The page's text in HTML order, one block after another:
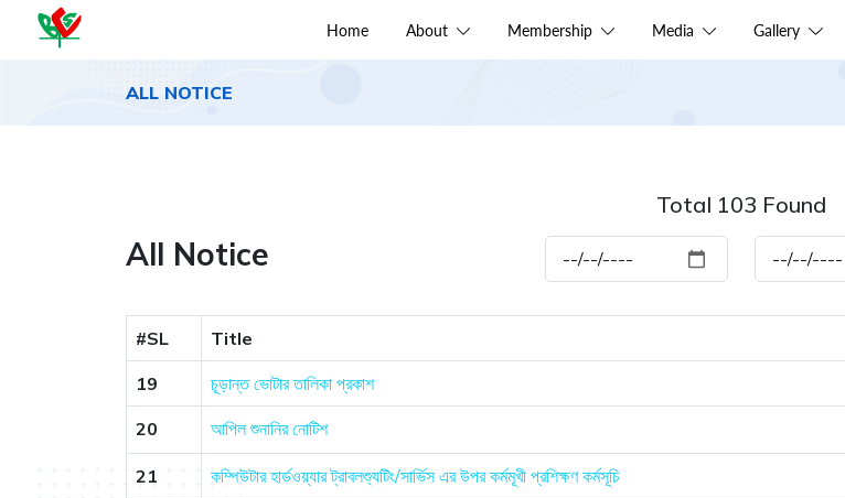
Home About Membership Media Gallery
ALL NOTICE
Total 103 Found
All Notice
#SL Title
19 চূড়ান্ত ভোটার তালিকা প্রকাশ
20 আপিল শুনানির নোটিশ
21 কম্পিউটার হার্ডওয়্যার ট্রাবলশ্যুটিং/সার্ভিস এর উপর কর্মমূখী প্রশিক্ষণ কর্মসূচি